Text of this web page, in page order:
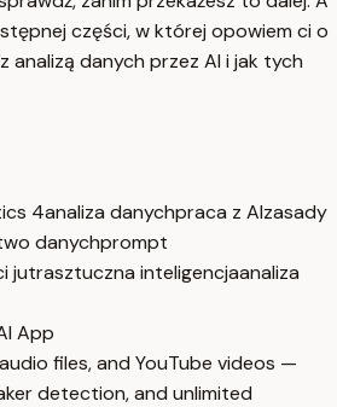
części, w której opowiem ci o
analizą danych przez AI i jak tych
4analiza danychpraca z AIzasady
danychprompt
jutrasztuczna inteligencjaanaliza
App
files, and YouTube videos —
detection, and unlimited